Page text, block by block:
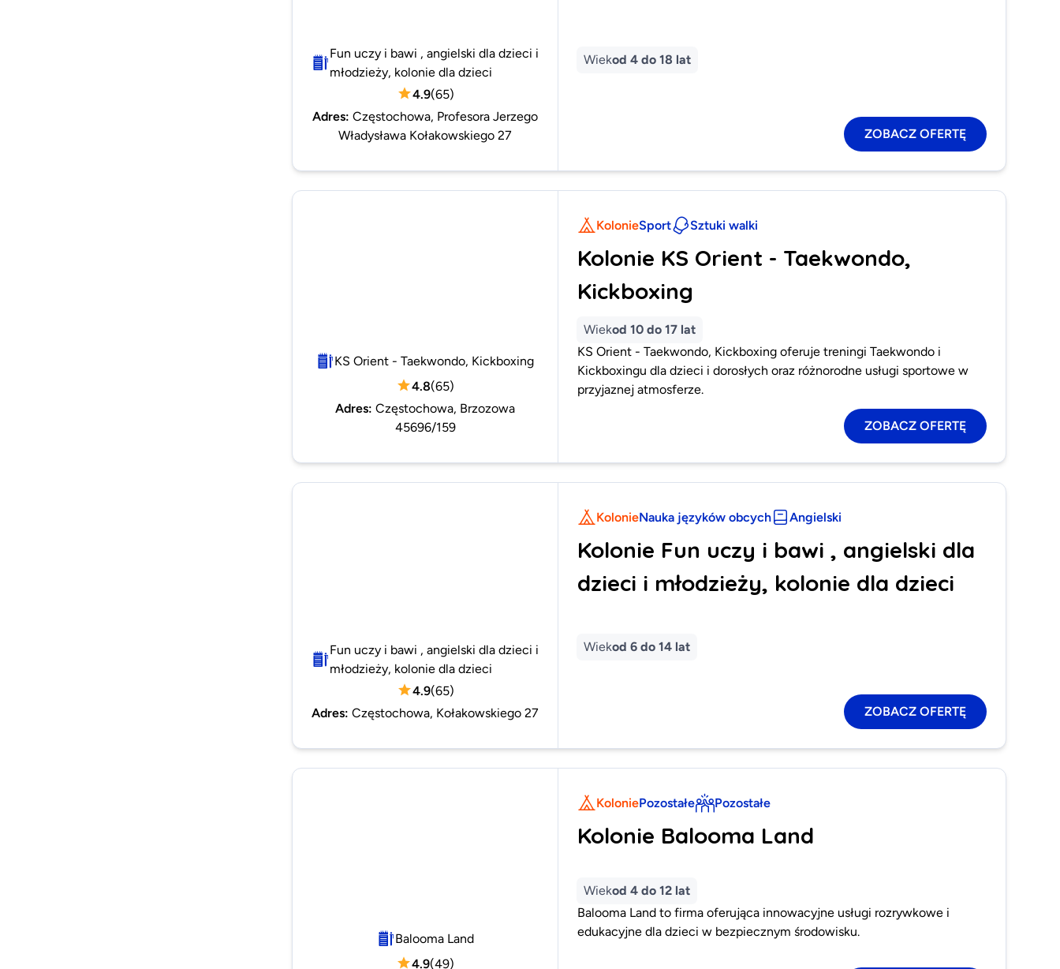
Fun uczy i bawi , angielski dla dzieci i
młodzieży, kolonie dla dzieci
4.9(65)
Adres: Częstochowa, Profesora Jerzego
Władysława Kołakowskiego 27
Wiekod 4 do 18 lat
ZOBACZ OFERTĘ
KS Orient - Taekwondo, Kickboxing
4.8(65)
Adres: Częstochowa, Brzozowa
45696/159
KolonieSport Sztuki walki
Kolonie KS Orient - Taekwondo,
Kickboxing
Wiekod 10 do 17 lat
KS Orient - Taekwondo, Kickboxing oferuje treningi Taekwondo i
Kickboxingu dla dzieci i dorosłych oraz różnorodne usługi sportowe w
przyjaznej atmosferze.
ZOBACZ OFERTĘ
Fun uczy i bawi , angielski dla dzieci i
młodzieży, kolonie dla dzieci
4.9(65)
Adres: Częstochowa, Kołakowskiego 27
KolonieNauka języków obcych Angielski
Kolonie Fun uczy i bawi , angielski dla
dzieci i młodzieży, kolonie dla dzieci
Wiekod 6 do 14 lat
ZOBACZ OFERTĘ
Balooma Land
4.9(49)
KoloniePozostałe Pozostałe
Kolonie Balooma Land
Wiekod 4 do 12 lat
Balooma Land to firma oferująca innowacyjne usługi rozrywkowe i
edukacyjne dla dzieci w bezpiecznym środowisku.